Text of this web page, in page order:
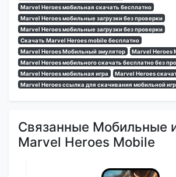
Marvel Heroes мобильная скачать бесплатно
Marvel Heroes мобильные загрузки без проверки
Marvel Heroes мобильные загрузки без проверки
Скачать Marvel Heroes mobile бесплатно
Marvel Heroes Мобильный эмулятор
Marvel Heroes
Marvel Heroes мобильного скачать бесплатно без
Marvel Heroes мобильная игра
Marvel Heroes
Marvel Heroes ссылка для скачивания мобильной
Связанные Мобильные
Marvel Heroes Mobile